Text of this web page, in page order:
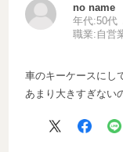
no name
年代:50代
職業: 自営
車のキーケースにし
あまり大きすぎない